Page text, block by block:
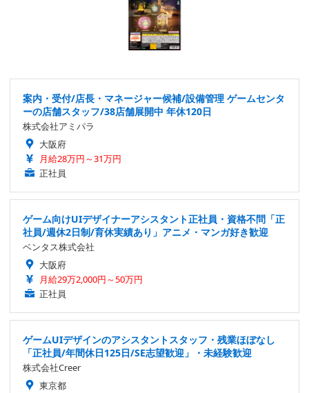
案内・受付/店長・マネージャー候補/設備管理 ゲームセンタ
ーの店舗スタッフ/38店舗展開中 年休120日
株式会社アミパラ
大阪府
月給28万円～31万円
正社員
ゲーム向けUIデザイナーアシスタント正社員・資格不問「正
社員/週休2日制/育休実績あり」アニメ・マンガ好き歓迎
ベンタス株式会社
大阪府
月給29万2,000円～50万円
正社員
ゲームUIデザインのアシスタントスタッフ・残業ほぼなし
「正社員/年間休日125日/SE志望歓迎」・未経験歓迎
株式会社Creer
東京都